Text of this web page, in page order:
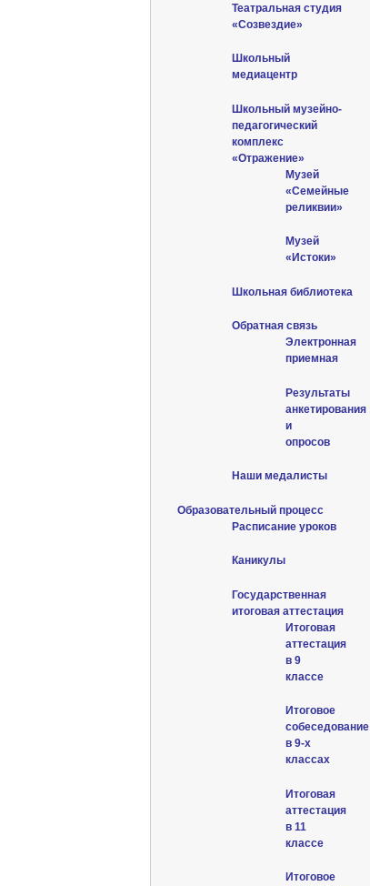
Театральная студия
«Созвездие»
Школьный
медиацентр
Школьный музейно-
педагогический
комплекс
«Отражение»
Музей
«Семейные
реликвии»
Музей
«Истоки»
Школьная библиотека
Обратная связь
Электронная
приемная
Результаты
анкетирования
и
опросов
Наши медалисты
Образовательный процесс
Расписание уроков
Каникулы
Государственная
итоговая аттестация
Итоговая
аттестация
в 9
классе
Итоговое
собеседование
в 9-х
классах
Итоговая
аттестация
в 11
классе
Итоговое